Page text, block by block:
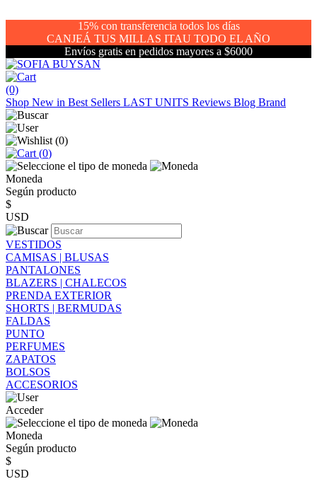
15% con transferencia todos los días
CANJEÁ TUS MILLAS ITAU TODO EL AÑO
Envíos gratis en pedidos mayores a $6000
(0)
Shop New in Best Sellers LAST UNITS Reviews Blog Brand
(0)
(0)
Moneda
Según producto
$
USD
VESTIDOS
CAMISAS | BLUSAS
PANTALONES
BLAZERS | CHALECOS
PRENDA EXTERIOR
SHORTS | BERMUDAS
FALDAS
PUNTO
PERFUMES
ZAPATOS
BOLSOS
ACCESORIOS
Acceder
Moneda
Según producto
$
USD